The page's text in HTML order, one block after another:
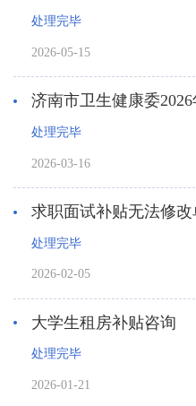
处理完毕
2026-05-15
济南市卫生健康委
处理完毕
2026-03-16
求职面试补贴无法修
处理完毕
2026-02-05
大学生租房补贴咨询
处理完毕
2026-01-21